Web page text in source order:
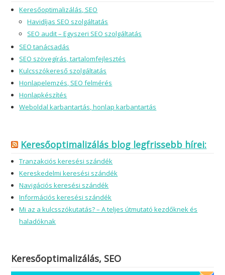
Keresőoptimalizálás, SEO
Havidíjas SEO szolgáltatás
SEO audit – Egyszeri SEO szolgáltatás
SEO tanácsadás
SEO szövegírás, tartalomfejlesztés
Kulcsszókereső szolgáltatás
Honlapelemzés, SEO felmérés
Honlapkészítés
Weboldal karbantartás, honlap karbantartás
Keresőoptimalizálás blog legfrissebb hírei:
Tranzakciós keresési szándék
Kereskedelmi keresési szándék
Navigációs keresési szándék
Információs keresési szándék
Mi az a kulcsszókutatás? – A teljes útmutató kezdőknek és
haladóknak
Keresőoptimalizálás, SEO